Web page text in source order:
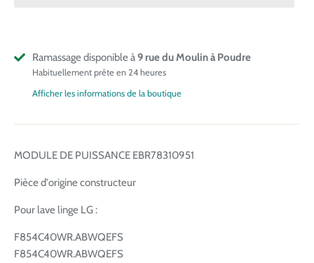
Ramassage disponible à9 rue du Moulin à Poudre
Habituellement prête en 24 heures
Afficher les informations de la boutique
MODULE DE PUISSANCE EBR78310951
Pièce d'origine constructeur
Pour lave linge LG :
F854C40WR.ABWQEFS
F854C40WR.ABWQEFS